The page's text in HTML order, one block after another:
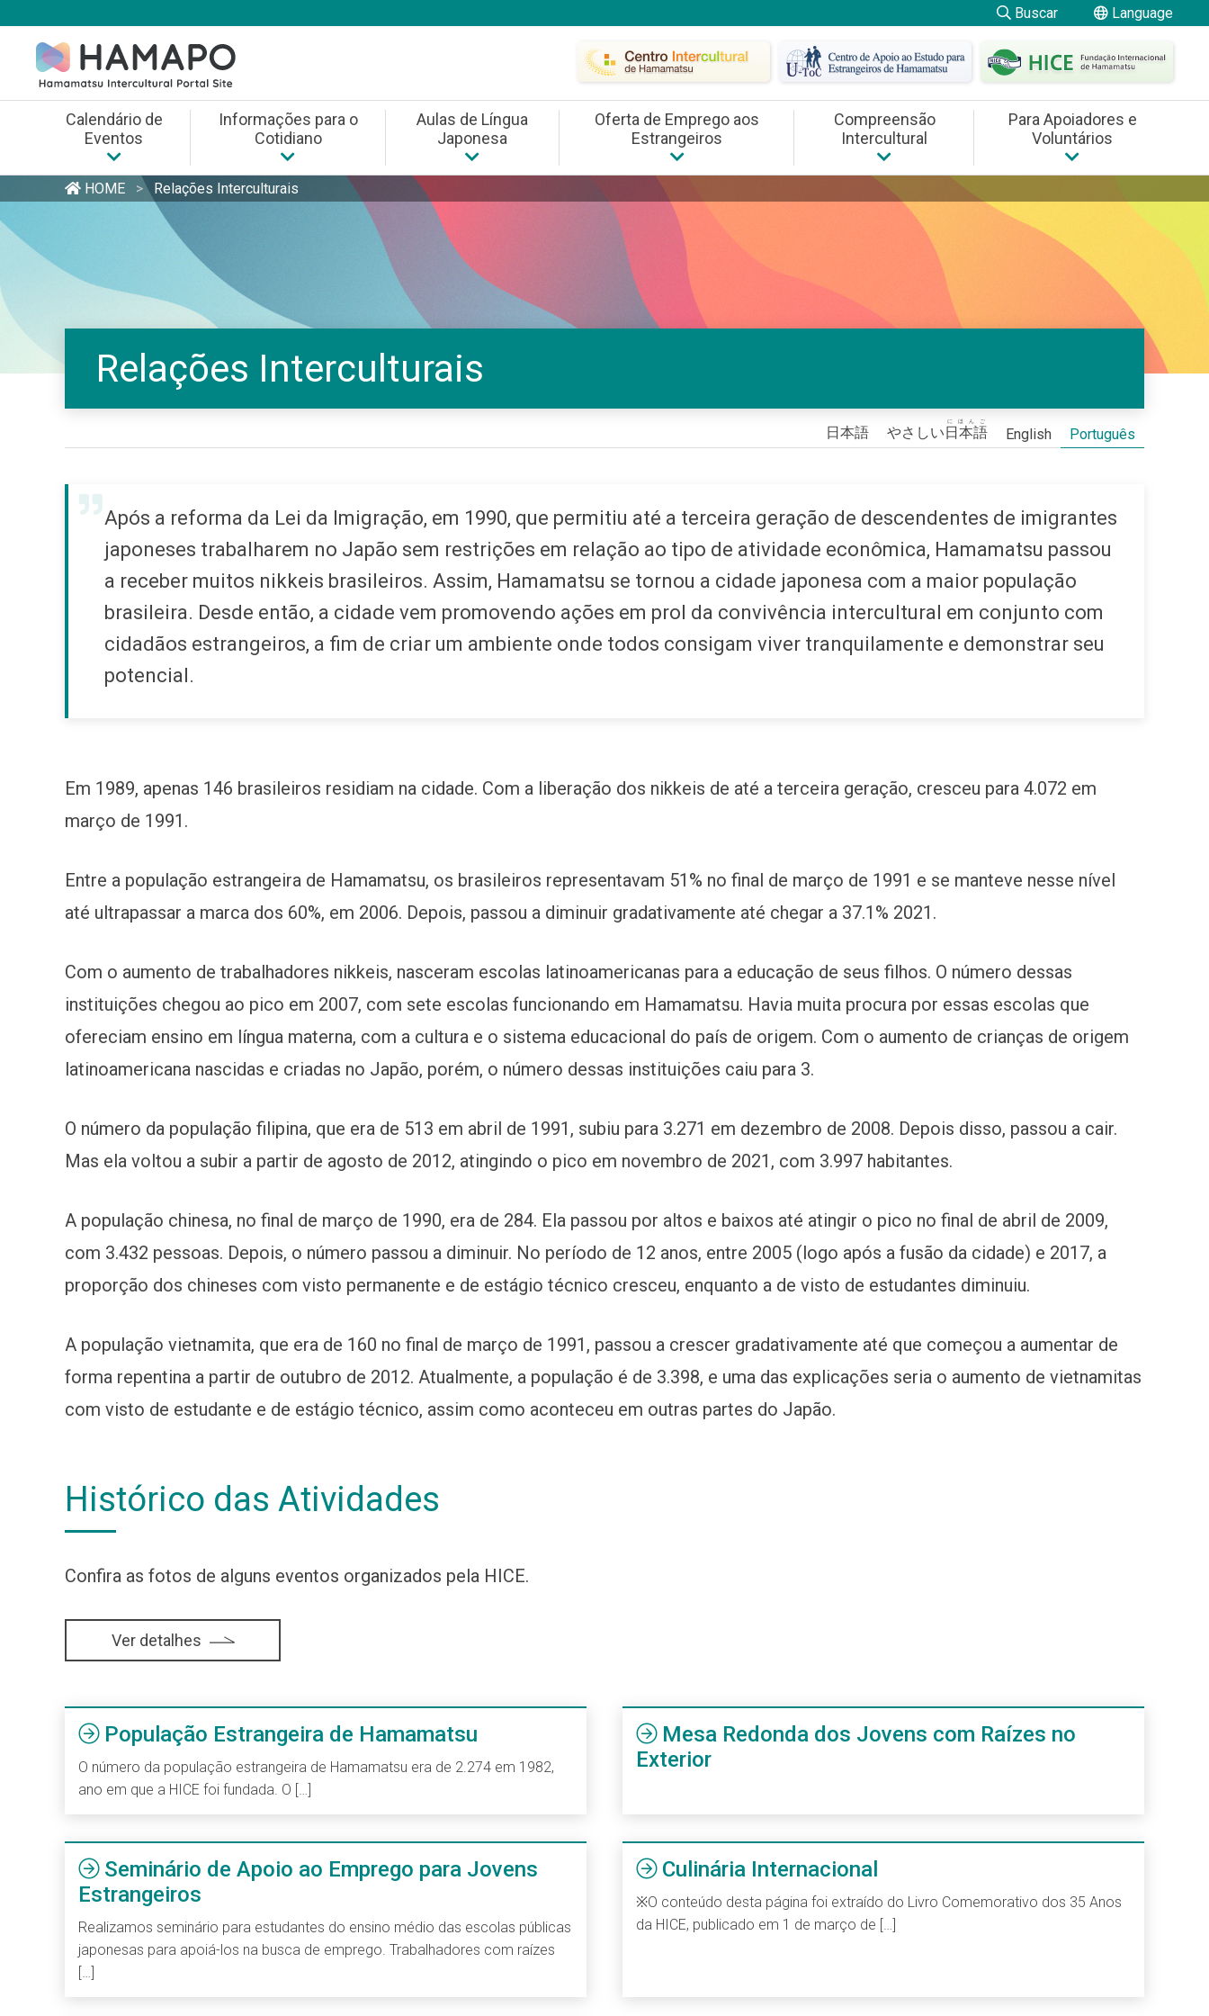
to
content
Buscar Language
やさしい日本語
にほんご
English
Português
Filipino
中文
Español
Indonesia
Calendário de
Eventos
Informações para o
Cotidiano
Informações para o Cotidiano
Informações / Balcão de Consultas da Cidade de Hamamatsu
Aulas de Língua
Japonesa
Aulas de Língua Japonesa
Projeto de concessão do teste de proficiência em língua japonesa HICE (JLPT)
Oferta de Emprego aos
Estrangeiros
Oferta de Emprego aos Estrangeiros
Busca de Emprego
Compreensão
Intercultural
Estudo de Idiomas
Eventos de Confraternização Internacional
Para Apoiadores e
Voluntários
Para Apoiadores e Voluntários
Cursos de Capacitação
Trabalho Voluntário
HOME > Relações Interculturais
Relações Interculturais
日本語 やさしい日本語
にほんご
English Português
Após a reforma da Lei da Imigração, em 1990, que permitiu até a terceira geração de descendentes de imigrantes
japoneses trabalharem no Japão sem restrições em relação ao tipo de atividade econômica, Hamamatsu passou
a receber muitos nikkeis brasileiros. Assim, Hamamatsu se tornou a cidade japonesa com a maior população
brasileira. Desde então, a cidade vem promovendo ações em prol da convivência intercultural em conjunto com
cidadãos estrangeiros, a fim de criar um ambiente onde todos consigam viver tranquilamente e demonstrar seu
potencial.
Em 1989, apenas 146 brasileiros residiam na cidade. Com a liberação dos nikkeis de até a terceira geração, cresceu para 4.072 em
março de 1991.
Entre a população estrangeira de Hamamatsu, os brasileiros representavam 51% no final de março de 1991 e se manteve nesse nível
até ultrapassar a marca dos 60%, em 2006. Depois, passou a diminuir gradativamente até chegar a 37.1% 2021.
Com o aumento de trabalhadores nikkeis, nasceram escolas latinoamericanas para a educação de seus filhos. O número dessas
instituições chegou ao pico em 2007, com sete escolas funcionando em Hamamatsu. Havia muita procura por essas escolas que
ofereciam ensino em língua materna, com a cultura e o sistema educacional do país de origem. Com o aumento de crianças de origem
latinoamericana nascidas e criadas no Japão, porém, o número dessas instituições caiu para 3.
O número da população filipina, que era de 513 em abril de 1991, subiu para 3.271 em dezembro de 2008. Depois disso, passou a cair.
Mas ela voltou a subir a partir de agosto de 2012, atingindo o pico em novembro de 2021, com 3.997 habitantes.
A população chinesa, no final de março de 1990, era de 284. Ela passou por altos e baixos até atingir o pico no final de abril de 2009,
com 3.432 pessoas. Depois, o número passou a diminuir. No período de 12 anos, entre 2005 (logo após a fusão da cidade) e 2017, a
proporção dos chineses com visto permanente e de estágio técnico cresceu, enquanto a de visto de estudantes diminuiu.
A população vietnamita, que era de 160 no final de março de 1991, passou a crescer gradativamente até que começou a aumentar de
forma repentina a partir de outubro de 2012. Atualmente, a população é de 3.398, e uma das explicações seria o aumento de vietnamitas
com visto de estudante e de estágio técnico, assim como aconteceu em outras partes do Japão.
Histórico das Atividades
Confira as fotos de alguns eventos organizados pela HICE.
Ver detalhes
População Estrangeira de Hamamatsu
O número da população estrangeira de Hamamatsu era de 2.274 em 1982,
ano em que a HICE foi fundada. O […]
Mesa Redonda dos Jovens com Raízes no
Exterior
Seminário de Apoio ao Emprego para Jovens
Estrangeiros
Realizamos seminário para estudantes do ensino médio das escolas públicas
japonesas para apoiá-los na busca de emprego. Trabalhadores com raízes
[…]
Culinária Internacional
※O conteúdo desta página foi extraído do Livro Comemorativo dos 35 Anos
da HICE, publicado em 1 de março de […]